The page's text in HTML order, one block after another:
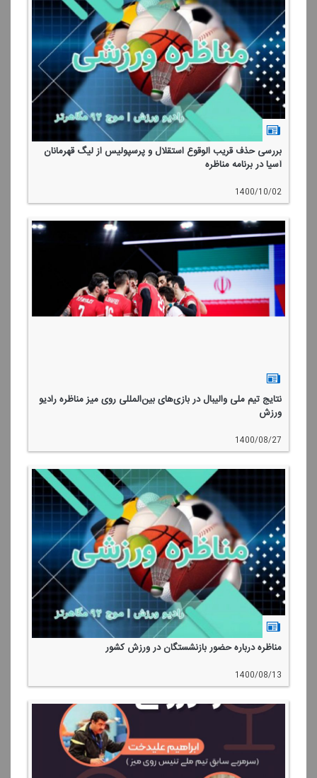
بررسی حذف قریب الوقوع استقلال و پرسپولیس از لیگ قهرمانان
آسیا در برنامه مناظره
1400/10/02
نتایج تیم ملی والیبال در بازی‌های بین‌المللی روی میز مناظره رادیو
ورزش
1400/08/27
مناظره درباره حضور بازنشستگان در ورزش كشور
1400/08/13